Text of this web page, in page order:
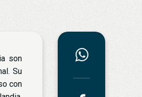
son
Su
con